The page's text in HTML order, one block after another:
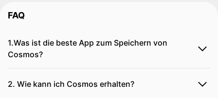
FAQ
1.Was ist die beste App zum Speichern von
Cosmos?
2. Wie kann ich Cosmos erhalten?